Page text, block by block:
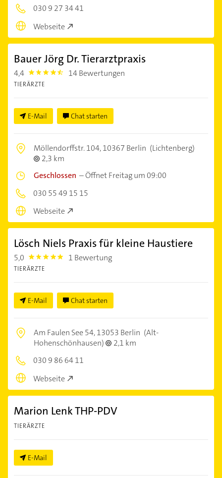
030 9 27 34 41
Webseite
Bauer Jörg Dr. Tierarztpraxis
4,4 4.4 14 Bewertungen
TIERÄRZTE
E-Mail Chat starten
Möllendorffstr. 104,10367 Berlin (Lichtenberg)
2,3 km
Geschlossen –Öffnet Freitag um 09:00
030 55 49 15 15
Webseite
Lösch Niels Praxis für kleine Haustiere
5,0 5.0 1 Bewertung
TIERÄRZTE
E-Mail Chat starten
Am Faulen See 54,13053 Berlin (Alt-
Hohenschönhausen)
2,1 km
030 9 86 64 11
Webseite
Marion Lenk THP-PDV
TIERÄRZTE
E-Mail